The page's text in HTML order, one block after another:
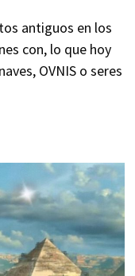
antiguos en los
con, lo que hoy
OVNIS o seres